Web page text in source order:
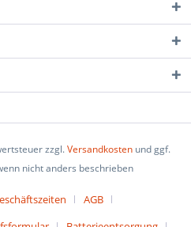
zzgl.Versandkosten und ggf.
nicht anders beschrieben
AGB